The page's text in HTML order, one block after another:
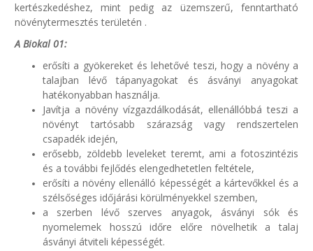
kertészkedéshez, mint pedig az üzemszerű, fenntartható
növénytermesztés területén .
A Biokal 01:
erősíti a gyökereket és lehetővé teszi, hogy a növény a
talajban lévő tápanyagokat és ásványi anyagokat
hatékonyabban használja.
Javítja a növény vízgazdálkodását, ellenállóbbá teszi a
növényt tartósabb szárazság vagy rendszertelen
csapadék idején,
erősebb, zöldebb leveleket teremt, ami a fotoszintézis
és a további fejlődés elengedhetetlen feltétele,
erősíti a növény ellenálló képességét a kártevőkkel és a
szélsőséges időjárási körülményekkel szemben,
a szerben lévő szerves anyagok, ásványi sók és
nyomelemek hosszú időre előre növelhetik a talaj
ásványi átviteli képességét.